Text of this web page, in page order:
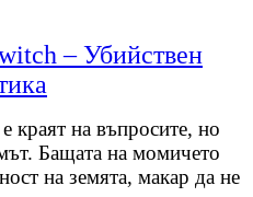
– Убийствен
краят на въпросите, но
Бащата на момичето
на земята, макар да не